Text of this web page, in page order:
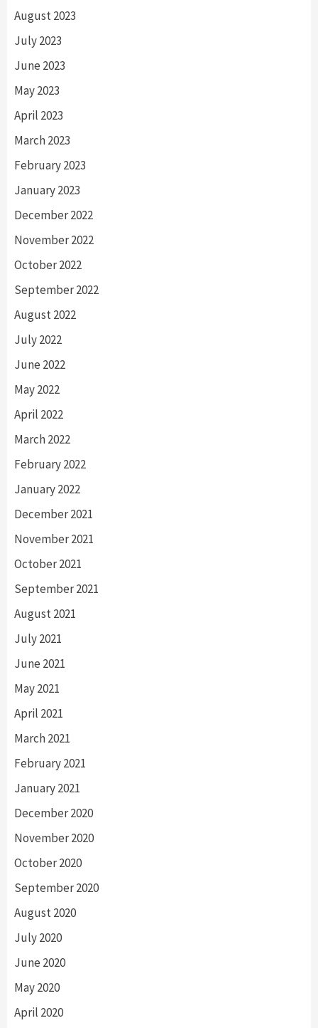
August 2023
July 2023
June 2023
May 2023
April 2023
March 2023
February 2023
January 2023
December 2022
November 2022
October 2022
September 2022
August 2022
July 2022
June 2022
May 2022
April 2022
March 2022
February 2022
January 2022
December 2021
November 2021
October 2021
September 2021
August 2021
July 2021
June 2021
May 2021
April 2021
March 2021
February 2021
January 2021
December 2020
November 2020
October 2020
September 2020
August 2020
July 2020
June 2020
May 2020
April 2020